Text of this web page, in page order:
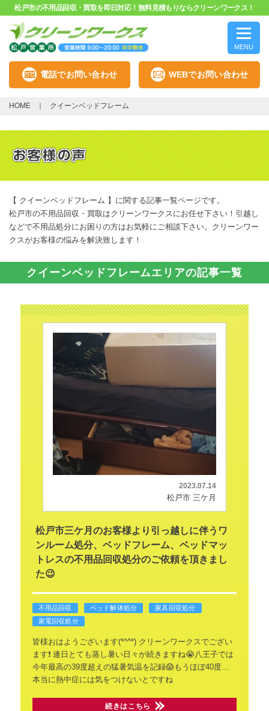
松戸市の不用品回収・買取を即日対応！無料見積もりならクリーンワークス！
MENU
電話でお問い合わせ WEBでお問い合わせ
HOME クイーンベッドフレーム
【 クイーンベッドフレーム 】に関する記事一覧ページです。
松戸市の不用品回収・買取はクリーンワークスにお任せ下さい！引越し
などで不用品処分にお困りの方はお気軽にご相談下さい。クリーンワー
クスがお客様の悩みを解決致します！
クイーンベッドフレームエリアの記事一覧
2023.07.14
松戸市 三ケ月
松戸市三ケ月のお客様より引っ越しに伴うワ
ンルーム処分、ベッドフレーム、ベッドマッ
トレスの不用品回収処分のご依頼を頂きまし
た😉
不用品回収 ベッド解体処分
家具回収処分
家電回収処分
皆様おはようございます(*^^*)クリーンワークスでござい
ます❗ 連日とても蒸し暑い日々が続きますね😭八王子では
今年最高の39度超えの猛暑気温を記録😱もうほぼ40度…
本当に熱中症には気をつけないとですね
続きはこちら